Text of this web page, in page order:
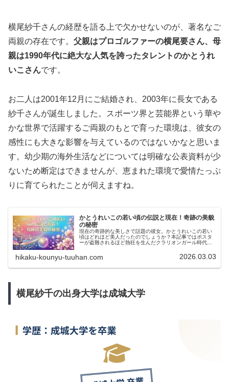
横尾紗千さんの経歴を語る上で欠かせないのが、著名なご
両親の存在です。 父親はプロゴルファーの横尾要さん、母
親は1990年代に絶大な人気を誇ったタレントのかとうれ
いこさんです。
お二人は2001年12月にご結婚され、2003年に長女である
紗千さんが誕生しました。スポーツ界と芸能界という華や
かな世界で活躍するご両親のもとで育った環境は、彼女の
感性にも大きな影響を与えているのではないかなと思いま
す。幼少期の海外生活などについては明確な公表資料が少
ないため断定はできませんが、恵まれた環境で愛情たっぷ
りに育てられたことが伺えますね。
かとうれいこの若い頃の伝説と現在！奇跡の美貌
の秘密
現在の奇跡的な美しさで話題の彼女。かとうれいこの若い
頃はどれほど美人だったのでしょうか？本記事ではポスタ
ーが盗難されるほど熱狂を生んだクラリオンガール時代
の若い頃から現在までの軌跡を辿り、今も輝き続ける魅力
の秘密に迫ります。
hikaku-kounyu-tuuhan.com 2026.03.03
横尾紗千の出身大学は成城大学